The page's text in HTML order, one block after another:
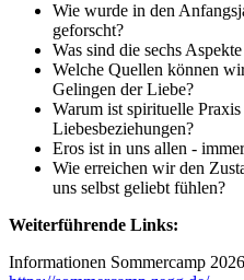
Wie wurde in den
geforscht?
Was sind die sechs
Welche Quellen können
Gelingen der Liebe?
Warum ist spirituelle
Liebesbeziehungen?
Eros ist in uns allen -
Wie erreichen wir den
uns selbst geliebt fühlen?
Weiterführende Links:
Informationen Sommercamp